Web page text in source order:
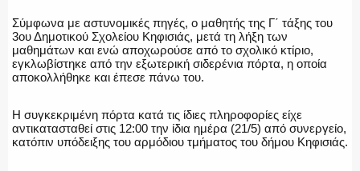
ΕΚΑΒ
ΑΣΤΥΝΟΜΙΚΟ ΡΕΠΟΡΤΑΖ
Σύμφωνα με αστυνομικές πηγές, ο μαθητής της Γ΄ τάξης του
3ου Δημοτικού Σχολείου Κηφισιάς, μετά τη λήξη των
μαθημάτων και ενώ αποχωρούσε από το σχολικό κτίριο,
εγκλωβίστηκε από την εξωτερική σιδερένια πόρτα, η οποία
αποκολλήθηκε και έπεσε πάνω του.
Η συγκεκριμένη πόρτα κατά τις ίδιες πληροφορίες είχε
αντικατασταθεί στις 12:00 την ίδια ημέρα (21/5) από συνεργείο,
κατόπιν υπόδειξης του αρμόδιου τμήματος του δήμου Κηφισιάς.